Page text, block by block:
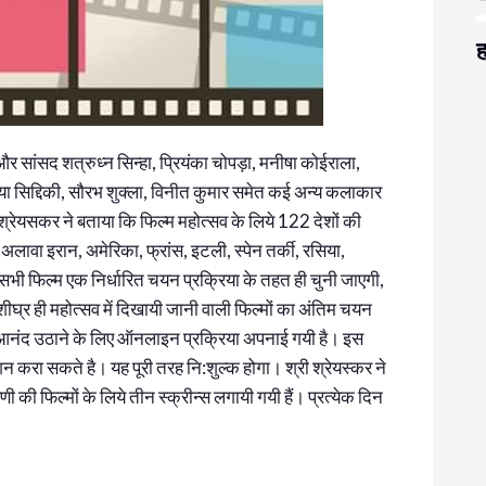
शत्रुध्न सिन्हा, प्रियंका चोपड़ा, मनीषा कोईराला,
सिद्दिकी, सौरभ शुक्ला, विनीत कुमार समेत कई अन्य कलाकार
ने बताया कि फिल्म महोत्सव के लिये 122 देशों की
इरान, अमेरिका, फ्रांस, इटली, स्पेन तर्की, रसिया,
फिल्म एक निर्धारित चयन प्रक्रिया के तहत ही चुनी जाएगी,
ही महोत्सव में दिखायी जानी वाली फिल्मों का अंतिम चयन
उठाने के लिए ऑनलाइन प्रक्रिया अपनाई गयी है। इस
करा सकते है। यह पूरी तरह नि:शुल्क होगा। श्री श्रेयस्कर ने
फिल्मों के लिये तीन स्क्रीन्स लगायी गयी हैं। प्रत्येक दिन